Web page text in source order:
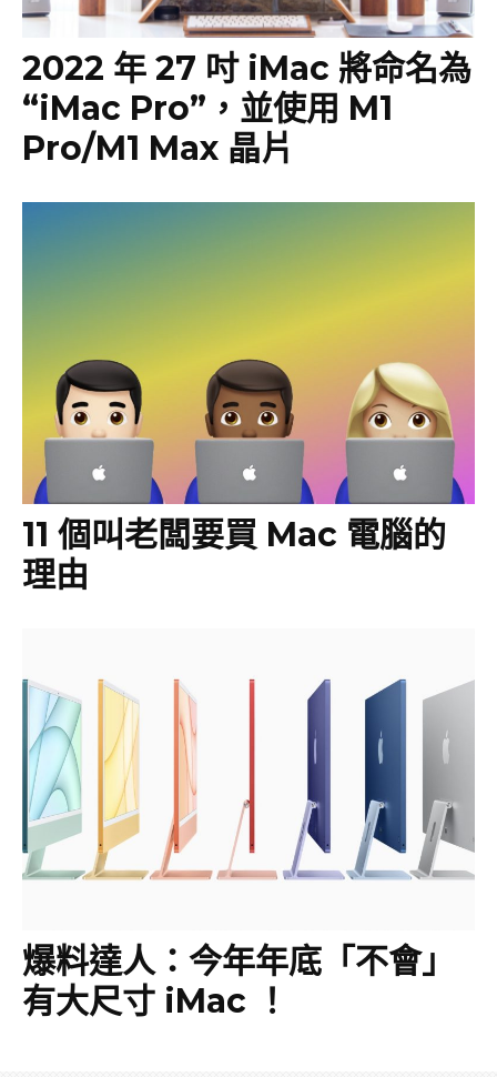
2022 年 27 吋 iMac 將命名為
“iMac Pro”，並使用 M1
Pro/M1 Max 晶片
11 個叫老闆要買 Mac 電腦的
理由
爆料達人：今年年底「不會」
有大尺寸 iMac ！